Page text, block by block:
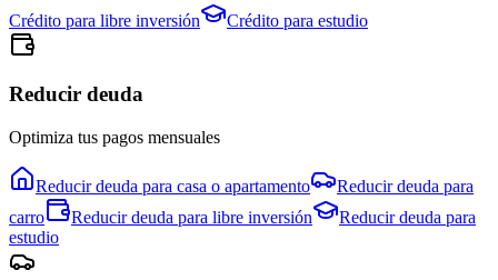
Crédito para libre inversión Crédito para estudio
Reducir deuda
Optimiza tus pagos mensuales
Reducir deuda para casa o apartamento
Reducir deuda para
carro
Reducir deuda para libre inversión
Reducir deuda para
estudio